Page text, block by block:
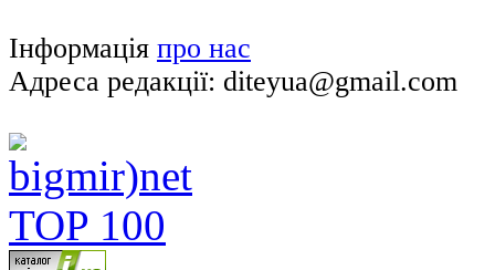
Інформація про нас
Адреса редакції: diteyua@gmail.com